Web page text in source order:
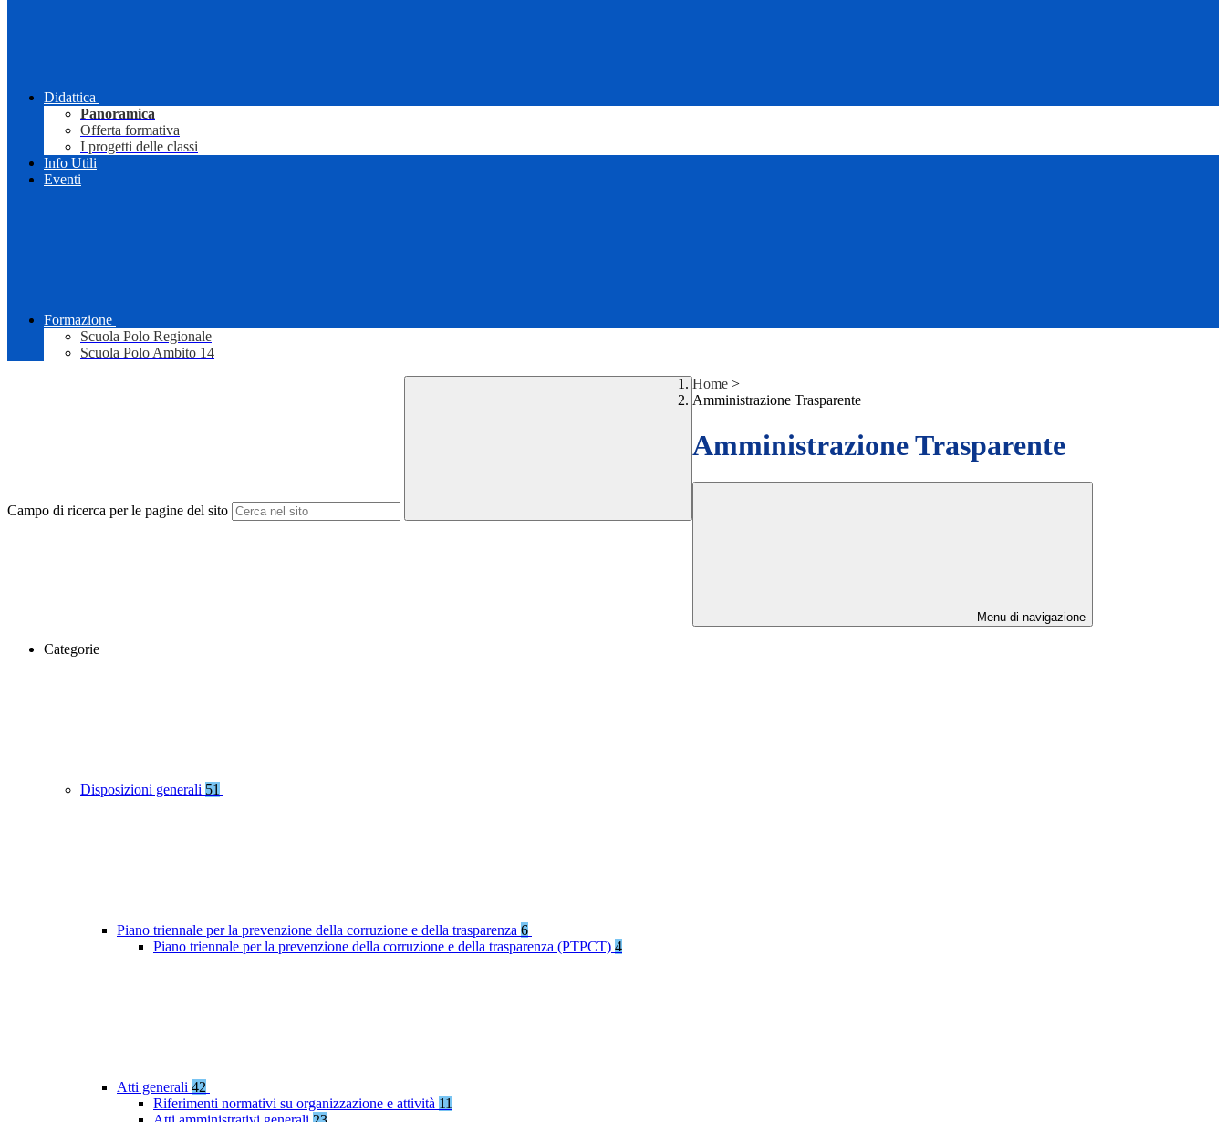
Didattica
Panoramica
Offerta formativa
I progetti delle classi
Info Utili
Eventi
Formazione
Scuola Polo Regionale
Scuola Polo Ambito 14
Campo di ricerca per le pagine del sito
Home >
Amministrazione Trasparente
Amministrazione Trasparente
Menu di navigazione
Categorie
Disposizioni generali 51
Piano triennale per la prevenzione della corruzione e della trasparenza 6
Piano triennale per la prevenzione della corruzione e della trasparenza (PTPCT) 4
Atti generali 42
Riferimenti normativi su organizzazione e attività 11